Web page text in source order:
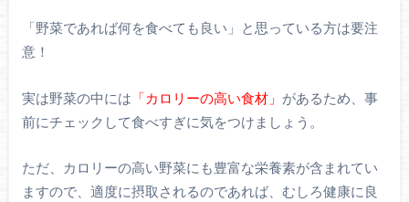
「野菜であれば何を食べても良い」と思っている方は要注
意！
実は野菜の中には 「カロリーの高い食材」 があるため、事
前にチェックして食べすぎに気をつけましょう。
ただ、カロリーの高い野菜にも豊富な栄養素が含まれてい
ますので、適度に摂取されるのであれば、むしろ健康に良